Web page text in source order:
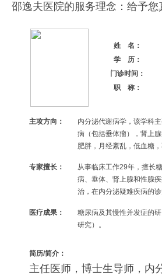
邵逸夫医院的服务理念：给予您
姓 名：
学 历：
门诊时间：
职 称：
主攻方向：
内分泌代谢病学，该学科
病（包括垂体瘤），肾上
肥胖，月经紊乱，低血糖，
专家擅长：
从事临床工作29年，擅长
病、垂体、肾上腺和性腺
治，在内分泌疑难疾病的
医疗成果：
糖尿病及其慢性并发症的
研究）。
简历/简介：
主任医师，博士生导师，内